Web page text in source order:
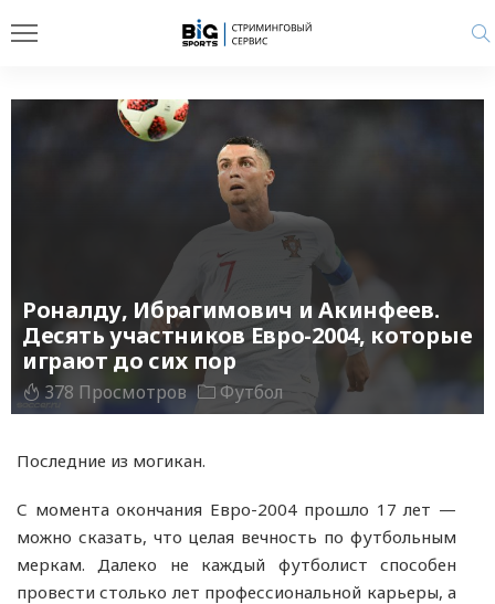
Роналду, Ибрагимович и Акинфеев.
Десять участников Евро-2004, которые
играют до сих пор
378 Просмотров Футбол
Последние из могикан.
С момента окончания Евро-2004 прошло 17 лет —
можно сказать, что целая вечность по футбольным
меркам. Далеко не каждый футболист способен
провести столько лет профессиональной карьеры, а